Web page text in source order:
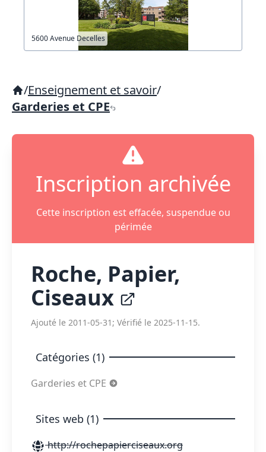
5600 Avenue Decelles
/Enseignement et savoir/
Garderies et CPE
Inscription archivée
Cette inscription est effacée, suspendue ou
périmée
Roche, Papier,
Ciseaux
Ajouté le 2011-05-31; Vérifié le 2025-11-15.
Catégories (1)
Garderies et CPE
Sites web (1)
http://rochepapierciseaux.org